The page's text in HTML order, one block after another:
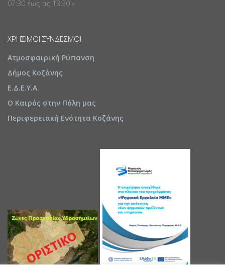
07:30 έως τις 13:30 »
ΧΡΉΣΙΜΟΙ ΣΎΝΔΕΣΜΟΙ
Ατμοσφαιρική Ρύπανση
Δήμος Κοζάνης
Ε.Δ.Ε.Υ.Α.
Ο Καιρός στην Πόλη μας
Περιφερειακή Ενότητα Κοζάνης